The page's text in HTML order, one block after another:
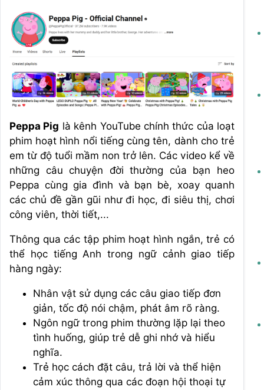
Peppa Pig là kênh YouTube chính thức của loạt
phim hoạt hình nổi tiếng cùng tên, dành cho trẻ
em từ độ tuổi mầm non trở lên. Các video kể về
những câu chuyện đời thường của bạn heo
Peppa cùng gia đình và bạn bè, xoay quanh
các chủ đề gần gũi như đi học, đi siêu thị, chơi
công viên, thời tiết,...
Thông qua các tập phim hoạt hình ngắn, trẻ có
thể học tiếng Anh trong ngữ cảnh giao tiếp
hàng ngày:
Nhân vật sử dụng các câu giao tiếp đơn
giản, tốc độ nói chậm, phát âm rõ ràng.
Ngôn ngữ trong phim thường lặp lại theo
tình huống, giúp trẻ dễ ghi nhớ và hiểu
nghĩa.
Trẻ học cách đặt câu, trả lời và thể hiện
cảm xúc thông qua các đoạn hội thoại tự